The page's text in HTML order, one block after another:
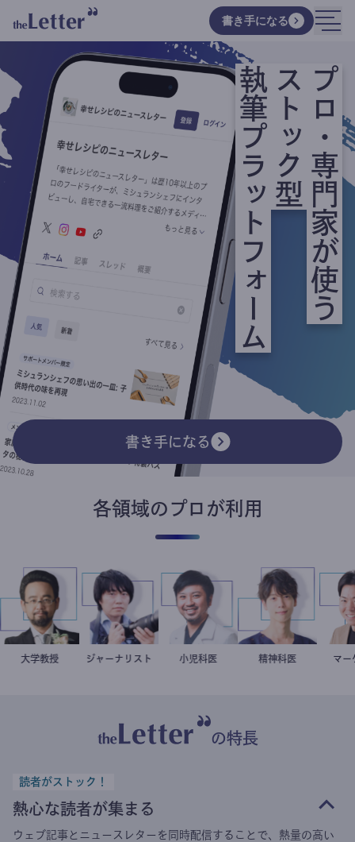
書き手になる
プロ・専門家が使う
ストック型
執筆プラットフォーム
書き手になる
各領域のプロが利用
金谷一朗
大学教授 志葉玲
ジャーナリスト 今西洋介
小児科医 藤野智哉
精神科医
の特長
読者がストック！
熱心な読者が集まる
ウェブ記事とニュースレターを同時配信することで、熱量の高い